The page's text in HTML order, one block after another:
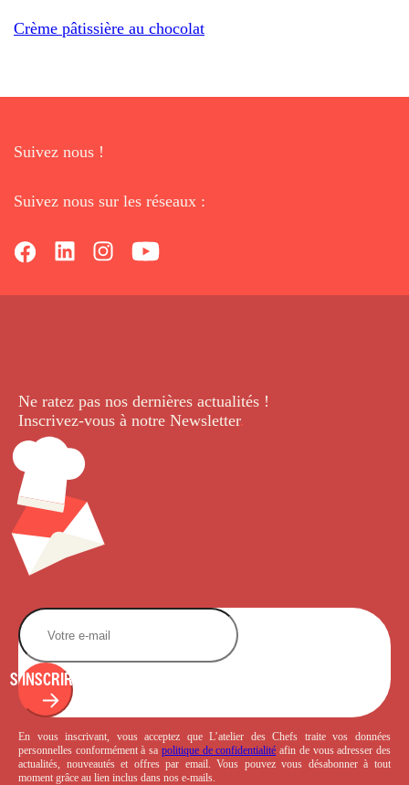
Crème pâtissière au chocolat
Suivez nous !
Suivez nous sur les réseaux :
Ne ratez pas nos dernières actualités !
Inscrivez-vous à notre Newsletter.
S'INSCRIRE
En vous inscrivant, vous acceptez que L’atelier des Chefs traite vos données
personnelles conformément à sa politique de confidentialité afin de vous adresser des
actualités, nouveautés et offres par email. Vous pouvez vous désabonner à tout
moment grâce au lien inclus dans nos e-mails.